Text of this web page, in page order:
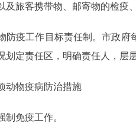
及旅客携带物、邮寄物的检疫
疫工作目标责任制。市政府
划定责任区，明确责任人，层
物疫病防治措施
免疫工作。